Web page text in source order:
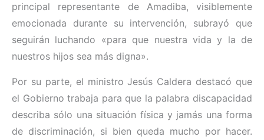
principal representante de Amadiba, visiblemente
emocionada durante su intervención, subrayó que
seguirán luchando «para que nuestra vida y la de
nuestros hijos sea más digna».
Por su parte, el ministro Jesús Caldera destacó que
el Gobierno trabaja para que la palabra discapacidad
describa sólo una situación física y jamás una forma
de discriminación, si bien queda mucho por hacer.